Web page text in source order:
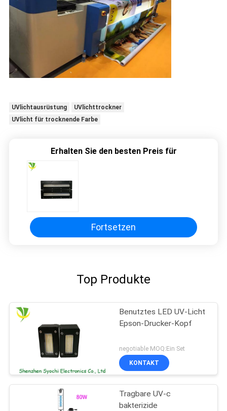
UVlichtausrüstung
UVlichttrockner
UVlicht für trocknende Farbe
Erhalten Sie den besten Preis für
Fortsetzen
Top Produkte
Benutztes LED UV-Licht
Epson-Drucker-Kopf
negotiable MOQ:Ein Set
KONTAKT
Tragbare UV-c
bakterizide